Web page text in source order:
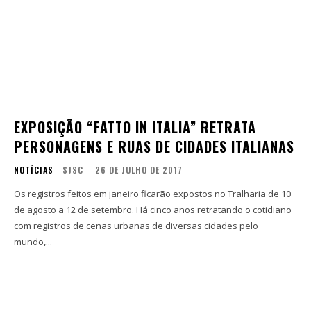
EXPOSIÇÃO “FATTO IN ITALIA” RETRATA
PERSONAGENS E RUAS DE CIDADES ITALIANAS
NOTÍCIAS SJSC - 26 DE JULHO DE 2017
Os registros feitos em janeiro ficarão expostos no Tralharia de 10
de agosto a 12 de setembro. Há cinco anos retratando o cotidiano
com registros de cenas urbanas de diversas cidades pelo
mundo,...